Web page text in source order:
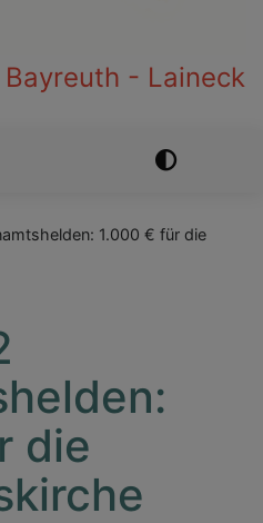
- Laineck
1.000 € für die
die